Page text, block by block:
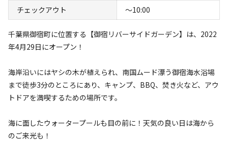
チェックアウト
〜10:00
千葉県御宿町に位置する【御宿リバーサイドガーデン】は、2022
年4月29日にオープン！
海岸沿いにはヤシの木が植えられ、南国ムード漂う御宿海水浴場
まで徒歩3分のところにあり、キャンプ、BBQ、焚き火など、アウ
トドアを満喫するための場所です。
海に面したウォータープールも目の前に！天気の良い日は海から
のご来光も！
まったり
落ち着く
利用者層
5% 15% 40% 40%
特徴タグ
#釣り # グループにおすすめ # 楽器演奏OK #携帯電波あり